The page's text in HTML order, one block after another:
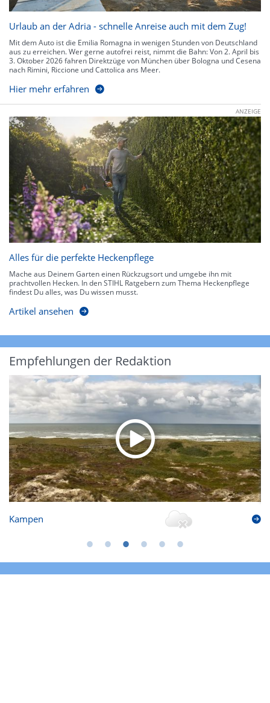
Urlaub an der Adria - schnelle Anreise auch mit dem Zug!
Mit dem Auto ist die Emilia Romagna in wenigen Stunden von Deutschland
aus zu erreichen. Wer gerne autofrei reist, nimmt die Bahn: Von 2. April bis
3. Oktober 2026 fahren Direktzüge von München über Bologna und Cesena
nach Rimini, Riccione und Cattolica ans Meer.
Hier mehr erfahren
ANZEIGE
Alles für die perfekte Heckenpflege
Mache aus Deinem Garten einen Rückzugsort und umgebe ihn mit
prachtvollen Hecken. In den STIHL Ratgebern zum Thema Heckenpflege
findest Du alles, was Du wissen musst.
Artikel ansehen
Empfehlungen der Redaktion
Kampen